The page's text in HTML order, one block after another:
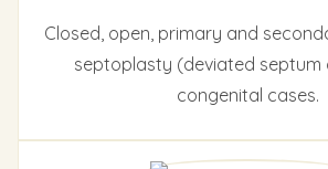
Closed, open, primary and
septoplasty (deviated septum
congenital cases.